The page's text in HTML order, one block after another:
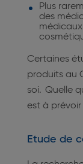
Plus
des
Certaines
produits au
soi. Quelle
est à
Etude de